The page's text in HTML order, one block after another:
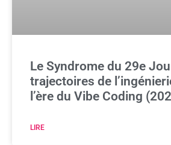
Le Syndrome du 29e
trajectoires de
l’ère du Vibe Coding
LIRE